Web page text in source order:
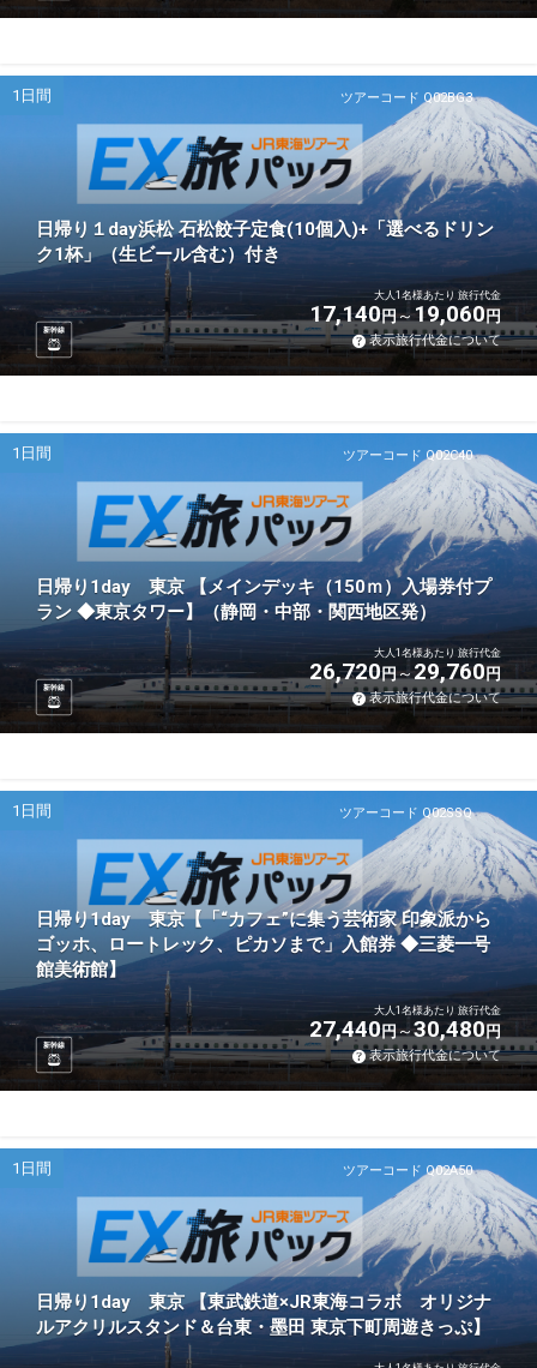
ツアーコード Q02BG3
1日間
日帰り１day浜松 石松餃子定食(10個入)+「選べるドリン
ク1杯」（生ビール含む）付き
新幹線
大人1名様あたり 旅行代金
17,140円 19,060円
表示旅行代金について
ツアーコード Q02C40
1日間
日帰り1day 東京 【メインデッキ（150ｍ）入場券付プ
ラン ◆東京タワー】（静岡・中部・関西地区発）
新幹線
大人1名様あたり 旅行代金
26,720円 29,760円
表示旅行代金について
ツアーコード Q02SSQ
1日間
日帰り1day 東京【「“カフェ”に集う芸術家 印象派から
ゴッホ、ロートレック、ピカソまで」入館券 ◆三菱一号
館美術館】
新幹線
大人1名様あたり 旅行代金
27,440円 30,480円
表示旅行代金について
ツアーコード Q02A50
1日間
日帰り1day 東京 【東武鉄道×JR東海コラボ オリジナ
ルアクリルスタンド＆台東・墨田 東京下町周遊きっぷ】